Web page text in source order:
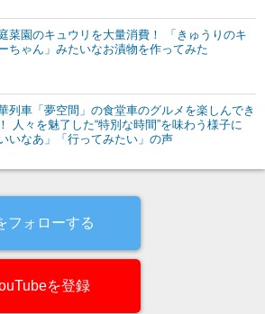
菜園のキュウリを大量消費！ 「きゅうりのキ
ちゃん」みたいなお漬物を作ってみた
列車「夢空間」の食堂車のグルメを楽しんでき
人々を魅了した“特別な時間”を味わう様子に
いいなあ」「行ってみたい」の声
フォローする
を登録